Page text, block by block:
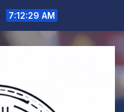
7:12:29 AM